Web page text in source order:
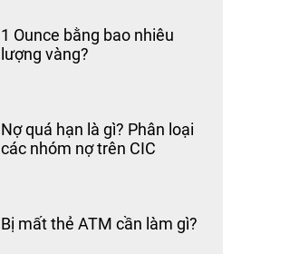
1 Ounce bằng bao nhiêu
lượng vàng?
Nợ quá hạn là gì? Phân loại
các nhóm nợ trên CIC
Bị mất thẻ ATM cần làm gì?